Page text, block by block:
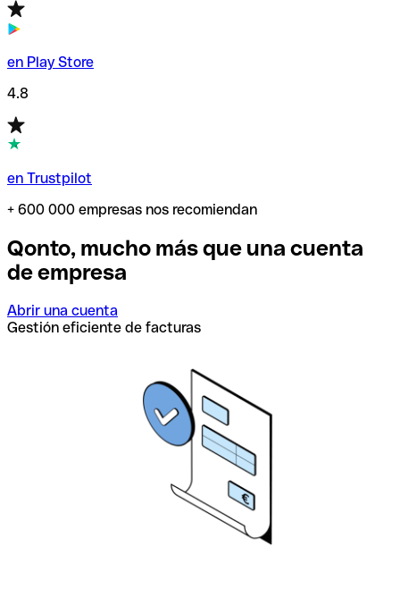
en Play Store
4.8
en Trustpilot
+ 600 000 empresas nos recomiendan
Qonto, mucho más que una cuenta
de empresa
Abrir una cuenta
Gestión eficiente de facturas